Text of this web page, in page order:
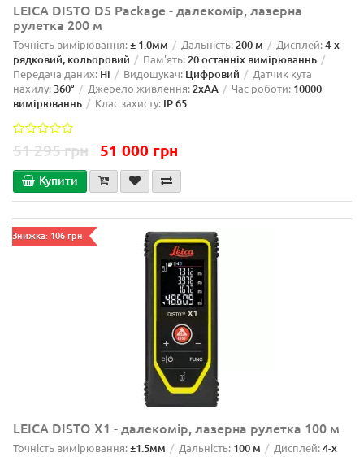
LEICA DISTO D5 Package - далекомір, лазерна
рулетка 200 м
Точність вимірювання:± 1.0мм Дальність:200 м Дисплей:4-х
рядковий, кольоровий
Пам'ять:20 останніх вимірюваннь
Передача даних: Ні Видошукач: Цифровий
Датчик кута
нахилу:360° Джерело живлення:2xAA Час роботи: 10000
вимірюваннь
Клас захисту: IP 65
51 295 грн 51 000 грн
Купити
Знижка: 106 грн
LEICA DISTO X1 - далекомір, лазерна рулетка 100 м
Точність вимірювання:±1.5мм Дальність: 100 м Дисплей:4-х